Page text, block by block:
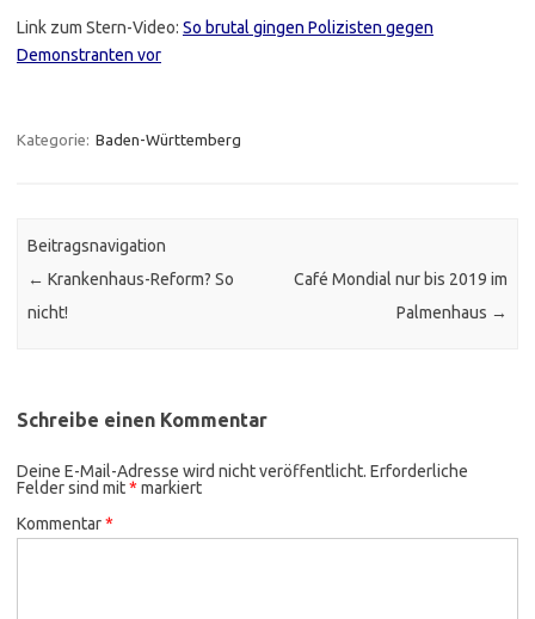
Link zum Stern-Video: So brutal gingen Polizisten gegen
Demonstranten vor
Kategorie: Baden-Württemberg
Beitragsnavigation
← Krankenhaus-Reform? So
nicht!
Café Mondial nur bis 2019 im
Palmenhaus →
Schreibe einen Kommentar
Deine E-Mail-Adresse wird nicht veröffentlicht. Erforderliche
Felder sind mit* markiert
Kommentar*